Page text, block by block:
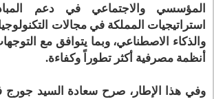
المؤسسي والاجتماعي في دعم
والذكاء الاصطناعي، وبما يتوافق مع
أنظمة مصرفية أكثر تطوراً وكفاءة.
وفي هذا الإطار، صرح سعادة السيد جورج